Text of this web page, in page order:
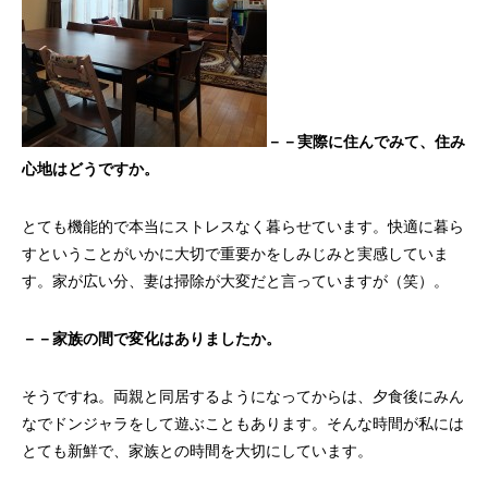
－－実際に住んでみて、住み
心地はどうですか。
とても機能的で本当にストレスなく暮らせています。快適に暮ら
すということがいかに大切で重要かをしみじみと実感していま
す。家が広い分、妻は掃除が大変だと言っていますが（笑）。
－－家族の間で変化はありましたか。
そうですね。両親と同居するようになってからは、夕食後にみん
なでドンジャラをして遊ぶこともあります。そんな時間が私には
とても新鮮で、家族との時間を大切にしています。